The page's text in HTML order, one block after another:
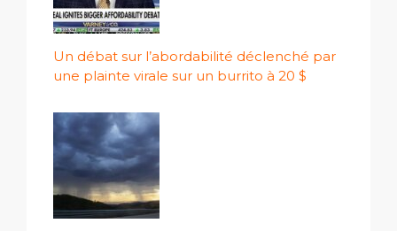
Un débat sur l’abordabilité déclenché par
une plainte virale sur un burrito à 20 $